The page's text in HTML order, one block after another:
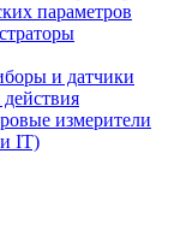
параметров
и датчики
измерители
IT)